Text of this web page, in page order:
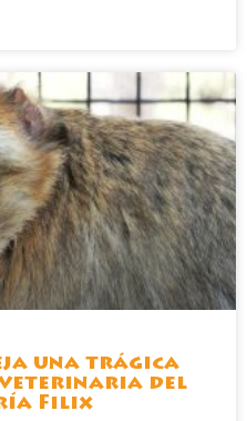
una trágica
del
Filix